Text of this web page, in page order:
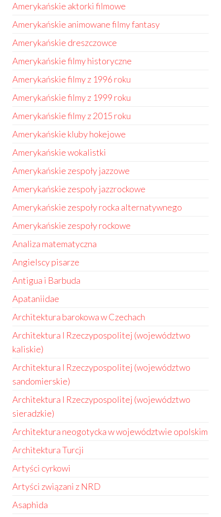
Amerykańskie aktorki filmowe
Amerykańskie animowane filmy fantasy
Amerykańskie dreszczowce
Amerykańskie filmy historyczne
Amerykańskie filmy z 1996 roku
Amerykańskie filmy z 1999 roku
Amerykańskie filmy z 2015 roku
Amerykańskie kluby hokejowe
Amerykańskie wokalistki
Amerykańskie zespoły jazzowe
Amerykańskie zespoły jazzrockowe
Amerykańskie zespoły rocka alternatywnego
Amerykańskie zespoły rockowe
Analiza matematyczna
Angielscy pisarze
Antigua i Barbuda
Apataniidae
Architektura barokowa w Czechach
Architektura I Rzeczypospolitej (województwo
kaliskie)
Architektura I Rzeczypospolitej (województwo
sandomierskie)
Architektura I Rzeczypospolitej (województwo
sieradzkie)
Architektura neogotycka w województwie opolskim
Architektura Turcji
Artyści cyrkowi
Artyści związani z NRD
Asaphida